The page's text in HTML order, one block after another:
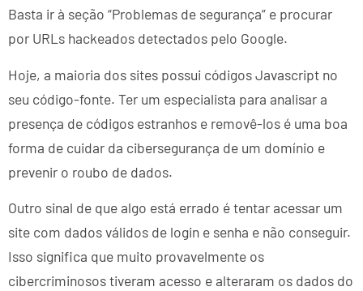
Basta ir à seção “Problemas de segurança” e procurar
por URLs hackeados detectados pelo Google.
Hoje, a maioria dos sites possui códigos Javascript no
seu código-fonte. Ter um especialista para analisar a
presença de códigos estranhos e removê-los é uma boa
forma de cuidar da cibersegurança de um domínio e
prevenir o roubo de dados.
Outro sinal de que algo está errado é tentar acessar um
site com dados válidos de login e senha e não conseguir.
Isso significa que muito provavelmente os
cibercriminosos tiveram acesso e alteraram os dados do